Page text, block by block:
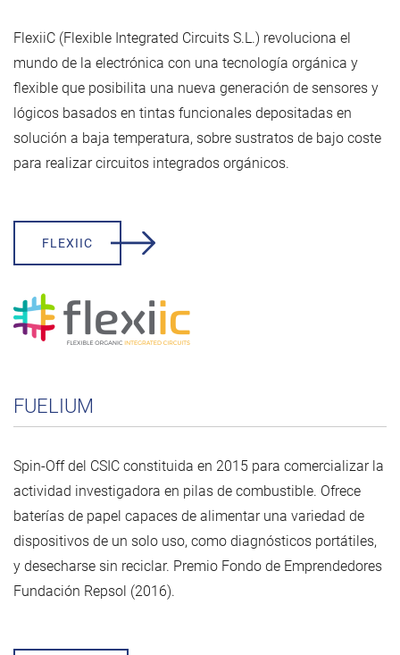
FlexiiC (Flexible Integrated Circuits S.L.) revoluciona el
mundo de la electrónica con una tecnología orgánica y
flexible que posibilita una nueva generación de sensores y
lógicos basados ​​en tintas funcionales depositadas en
solución a baja temperatura, sobre sustratos de bajo coste
para realizar circuitos integrados orgánicos.
FLEXIIC
FUELIUM
Spin-Off del CSIC constituida en 2015 para comercializar la
actividad investigadora en pilas de combustible. Ofrece
baterías de papel capaces de alimentar una variedad de
dispositivos de un solo uso, como diagnósticos portátiles,
y desecharse sin reciclar. Premio Fondo de Emprendedores
Fundación Repsol (2016).